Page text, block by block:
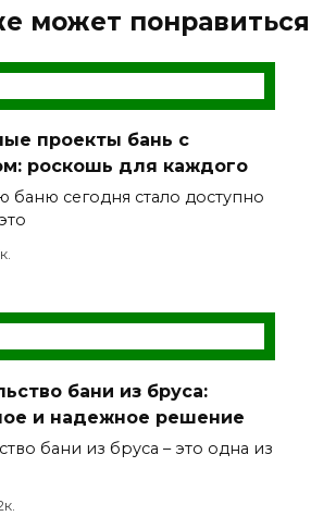
может понравиться
проекты бань с
роскошь для каждого
баню сегодня стало доступно
бани из бруса:
и надежное решение
бани из бруса – это одна из